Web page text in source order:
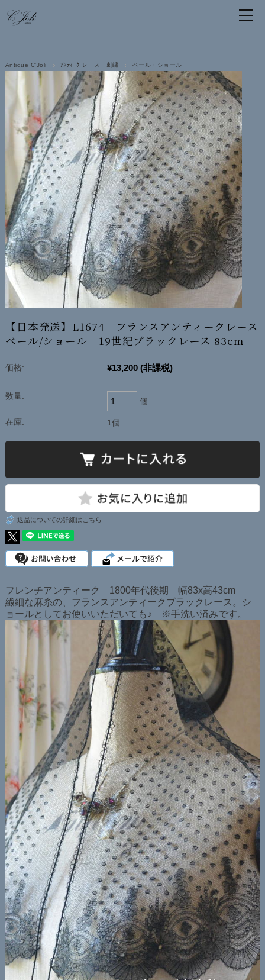
Antique C'Joli ｱﾝﾃｨｰｸ レース・刺繍 ベール・ショール
【日本発送】L1674 フランスアンティークレース
ベール/ショール 19世紀ブラックレース 83cm
価格: ¥13,200 (非課税)
数量:
個
在庫: 1個
返品についての詳細はこちら
フレンチアンティーク 1800年代後期 幅83x高43cm
繊細な麻糸の、フランスアンティークブラックレース。シ
ョールとしてお使いいただいても♪ ※手洗い済みです。